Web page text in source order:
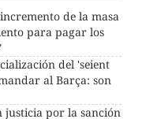
de la masa
para pagar los
del 'seient
al Barça: son
justicia por la sanción